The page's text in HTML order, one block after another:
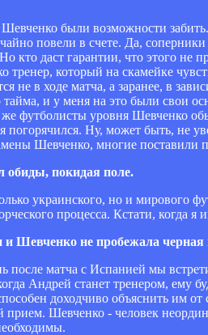
были возможности
повели в счете. Да,
кто даст гарантии, что этого
тренер, который на скамейке
не в ходе матча, а заранее, в
тайма, и у меня на это были свои
футболисты уровня Шевченко
погорячился. Ну, может быть, не
Шевченко, многие поставили
обиды, покидая поле.
украинского, но и мирового
процесса. Кстати, когда
и Шевченко не пробежала
после матча с Испанией мы
Андрей станет тренером, ему
доходчиво объяснить им
прием. Шевченко - человек